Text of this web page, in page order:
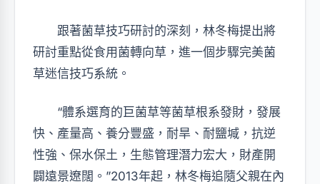
跟著菌草技巧研討的深刻，林冬梅提出將
研討重點從食用菌轉向草，進一個步驟完美菌
草迷信技巧系統。
“體系選育的巨菌草等菌草根系發財，發展
快、產量高、養分豐盛，耐旱、耐鹽堿，抗逆
性強、保水保土，生態管理潛力宏大，財產開
闢遠景遼闊。”2013年起，林冬梅追隨父親在內